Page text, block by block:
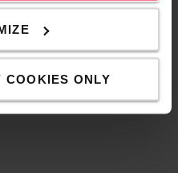
COOKIES ONLY